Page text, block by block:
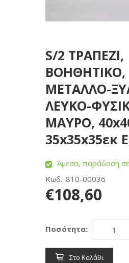
S/2 ΤΡΑΠΕΖΙ,
BOHΘΗΤΙΚΟ,
ΜΕΤΑΛΛΟ-
ΛΕΥΚΟ-
ΜΑΥΡΟ,
35x35x35εκ
Άμεσα, παράδοση
Κωδ.: 810-00036
€108,60
Ποσότητα:
Στο Καλάθι